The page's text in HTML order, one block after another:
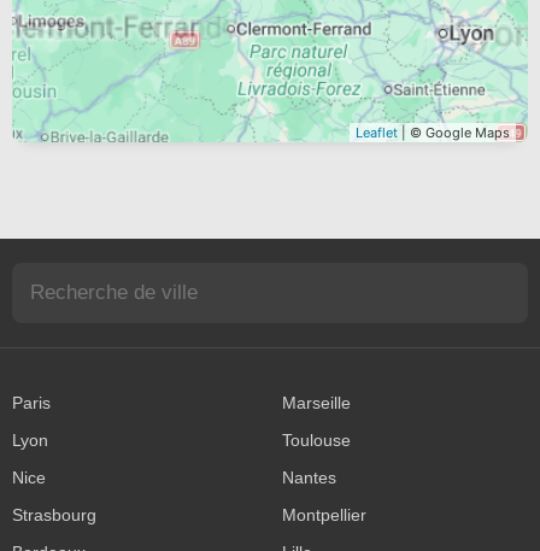
Leaflet | © Google Maps
Paris
Marseille
Lyon
Toulouse
Nice
Nantes
Strasbourg
Montpellier